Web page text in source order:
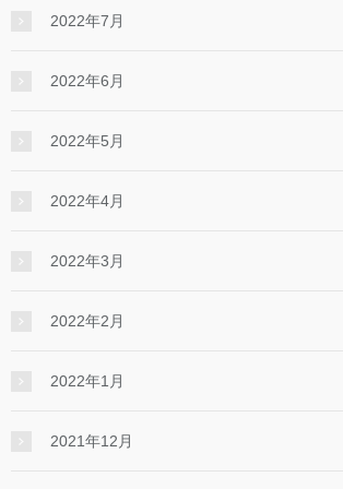
2022年7月
2022年6月
2022年5月
2022年4月
2022年3月
2022年2月
2022年1月
2021年12月